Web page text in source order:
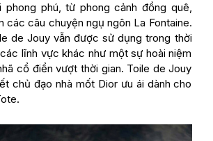
phong phú, từ phong cảnh đồng quê,
các câu chuyện ngụ ngôn La Fontaine.
de Jouy vẫn được sử dụng trong thời
lĩnh vực khác như một sự hoài niệm
cổ điển vượt thời gian. Toile de Jouy
chủ đạo nhà mốt Dior ưu ái dành cho